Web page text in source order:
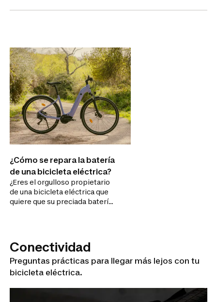
¿Cómo se repara la batería
de una bicicleta eléctrica?
¿Eres el orgulloso propietario
de una bicicleta eléctrica que
quiere que su preciada batería
Conectividad
Preguntas prácticas para llegar más lejos con tu
bicicleta eléctrica.